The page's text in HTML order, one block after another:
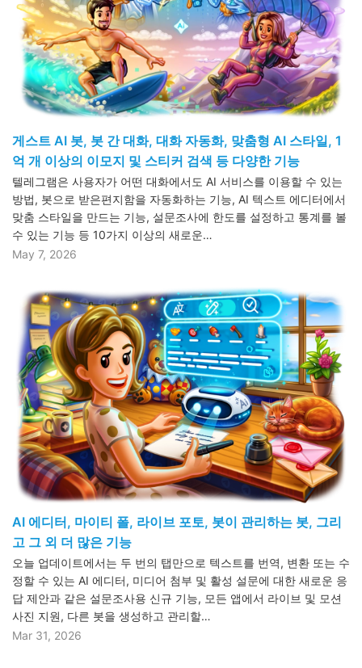
게스트 AI 봇, 봇 간 대화, 대화 자동화, 맞춤형 AI 스타일, 1
억 개 이상의 이모지 및 스티커 검색 등 다양한 기능
텔레그램은 사용자가 어떤 대화에서도 AI 서비스를 이용할 수 있는
방법, 봇으로 받은편지함을 자동화하는 기능, AI 텍스트 에디터에서
맞춤 스타일을 만드는 기능, 설문조사에 한도를 설정하고 통계를 볼
수 있는 기능 등 10가지 이상의 새로운…
May 7, 2026
AI 에디터, 마이티 폴, 라이브 포토, 봇이 관리하는 봇, 그리
고 그 외 더 많은 기능
오늘 업데이트에서는 두 번의 탭만으로 텍스트를 번역, 변환 또는 수
정할 수 있는 AI 에디터, 미디어 첨부 및 활성 설문에 대한 새로운 응
답 제안과 같은 설문조사용 신규 기능, 모든 앱에서 라이브 및 모션
사진 지원, 다른 봇을 생성하고 관리할…
Mar 31, 2026